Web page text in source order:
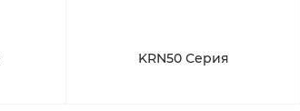
KRN50 Серия